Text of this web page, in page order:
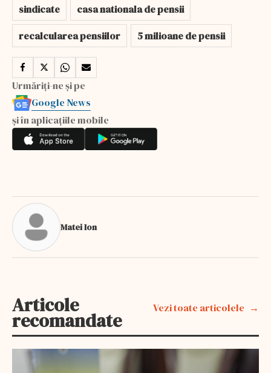
sindicate
casa nationala de pensii
recalcularea pensiilor
5 milioane de pensii
Urmăriți-ne și pe
Google News
și în aplicațiile mobile
Matei Ion
Articole
recomandate
Vezi toate articolele